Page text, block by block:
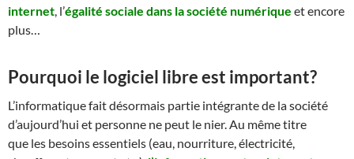
internet, l’égalité sociale dans la société numérique et encore
plus…
Pourquoi le logiciel libre est important?
L’informatique fait désormais partie intégrante de la société
d’aujourd’hui et personne ne peut le nier. Au même titre
que les besoins essentiels (eau, nourriture, électricité,